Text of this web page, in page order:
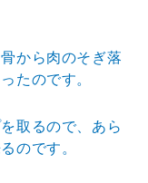
から肉のそぎ落
たのです。
取るので、あら
のです。